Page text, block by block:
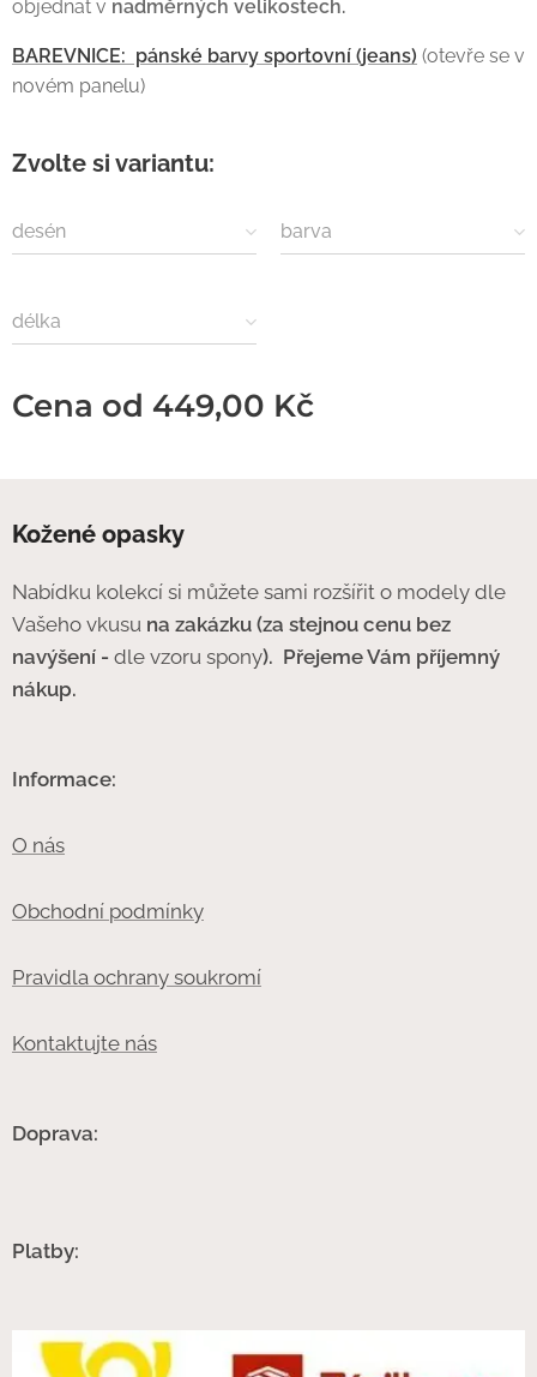
objednat v nadměrných velikostech.
BAREVNICE: pánské barvy sportovní (jeans) (otevře se v
novém panelu)
Zvolte si variantu:
desén barva
délka
Cena od 449,00 Kč
Kožené opasky
Nabídku kolekcí si můžete sami rozšířit o modely dle
Vašeho vkusu na zakázku (za stejnou cenu bez
navýšení - dle vzoru spony). Přejeme Vám příjemný
nákup.
Informace:
O nás
Obchodní podmínky
Pravidla ochrany soukromí
Kontaktujte nás
Doprava:
Platby: